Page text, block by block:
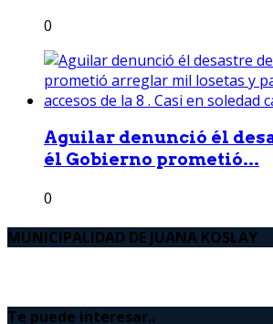
0
Aguilar denunció él
él Gobierno prometió...
0
MUNICIPALIDAD DE JUANA KOSLAY
Te puede interesar..